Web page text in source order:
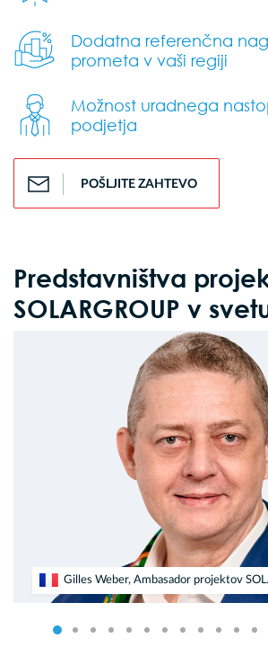
Dodatna referenčna
prometa v vaši regiji
Možnost uradnega
podjetja
POŠLJITE ZAHTEVO
Predstavništva
SOLARGROUP v
Gilles Weber, Ambasador projektov